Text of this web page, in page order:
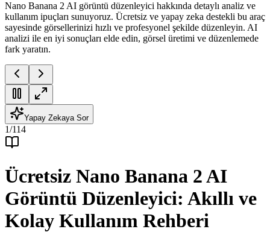
Nano Banana 2 AI görüntü düzenleyici hakkında detaylı analiz ve
kullanım ipuçları sunuyoruz. Ücretsiz ve yapay zeka destekli bu araç
sayesinde görsellerinizi hızlı ve profesyonel şekilde düzenleyin. AI
analizi ile en iyi sonuçları elde edin, görsel üretimi ve düzenlemede
fark yaratın.
Yapay Zekaya Sor
1/114
Ücretsiz Nano Banana 2 AI
Görüntü Düzenleyici: Akıllı ve
Kolay Kullanım Rehberi